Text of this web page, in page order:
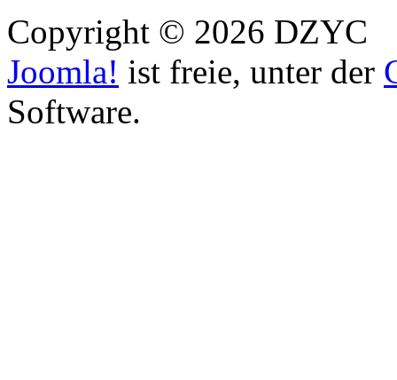
Copyright © 2026 DZYC
Joomla! ist freie, unter der
Software.